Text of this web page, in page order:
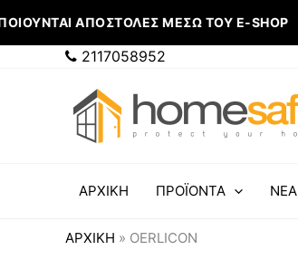
ΑΠΟΣΤΟΛΈΣ ΜΈΣΩ ΤΟΥ E-SHOP
στο
περιεχόμενο 2117058952
ΑΡΧΙΚΗ ΠΡΟΪΟΝΤΑ ΝΕΑ
ΑΡΧΙΚΉ » OERLICON